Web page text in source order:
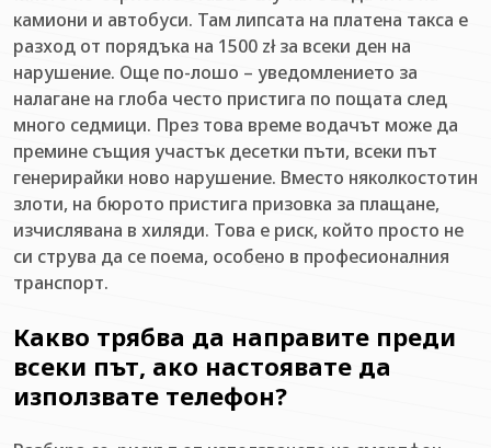
камиони и автобуси. Там липсата на платена такса е
разход от порядъка на 1500 zł за всеки ден на
нарушение. Още по-лошо – уведомлението за
налагане на глоба често пристига по пощата след
много седмици. През това време водачът може да
премине същия участък десетки пъти, всеки път
генерирайки ново нарушение. Вместо няколкостотин
злоти, на бюрото пристига призовка за плащане,
изчислявана в хиляди. Това е риск, който просто не
си струва да се поема, особено в професионалния
транспорт.
Какво трябва да направите преди
всеки път, ако настоявате да
използвате телефон?